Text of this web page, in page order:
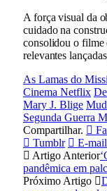
A força visual da
cuidado na
consolidou o filme
relevantes
As Lamas do
Cinema Netflix
Mary J. Blige
Segunda Guerra
Compartilhar.
Tumblr
E-mail
Artigo Anterior
pandêmica em
Próximo Artigo